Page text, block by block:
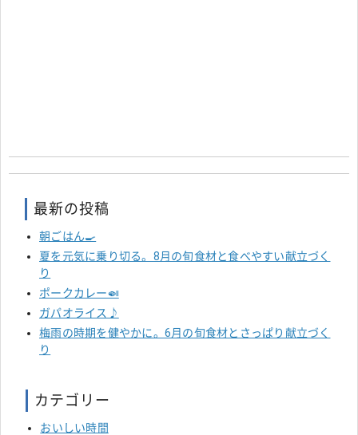
最新の投稿
朝ごはん🍳
夏を元気に乗り切る。8月の旬食材と食べやすい献立づく
り
ポークカレー🍛
ガパオライス♪
梅雨の時期を健やかに。6月の旬食材とさっぱり献立づく
り
カテゴリー
おいしい時間